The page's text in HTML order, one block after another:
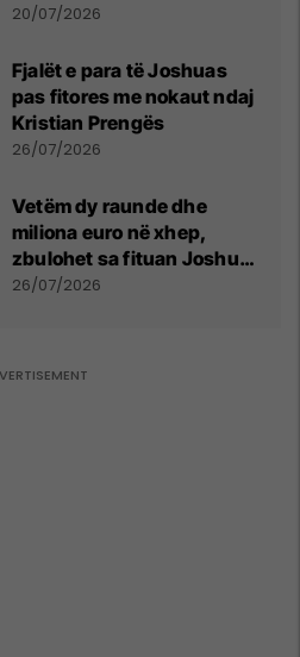
20/07/2026
Fjalët e para të Joshuas
pas fitores me nokaut ndaj
Kristian Prengës
26/07/2026
Vetëm dy raunde dhe
miliona euro në xhep,
zbulohet sa fituan Joshua
e Prenga
26/07/2026